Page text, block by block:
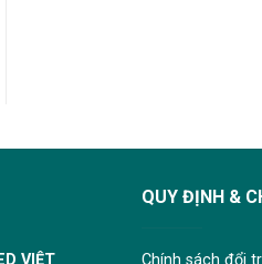
VIỆT
QUY ĐỊNH &
Chính sách đổi